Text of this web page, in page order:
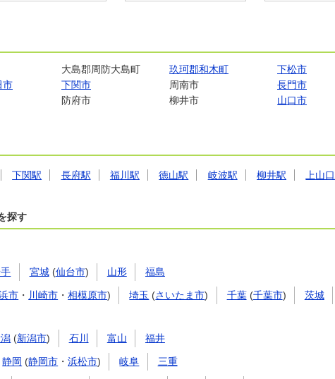
大島郡周防大島町 玖珂郡和木町
下松市
市 下関市 周南市
長門市
防府市 柳井市 山口市
下関駅 長府駅 福川駅 徳山駅 岐波駅 柳井駅 上山
探す
宮城(仙台市) 山形 福島
市 ・ 川崎市 ・相模原市) 埼玉 (さいたま市) 千葉(千葉市)
茨城
(新潟市) 石川 富山 福井
静岡 (静岡市 ・浜松市) 岐阜 三重